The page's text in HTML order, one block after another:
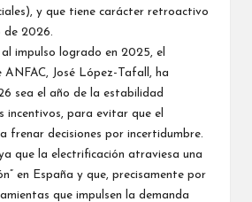
y que tiene carácter retroactivo
de 2026.
impulso logrado en 2025, el
José López-Tafall, ha
sea el año de la estabilidad
incentivos, para evitar que el
frenar decisiones por incertidumbre.
que la electrificación atraviesa una
en España y que, precisamente por
que impulsen la demanda